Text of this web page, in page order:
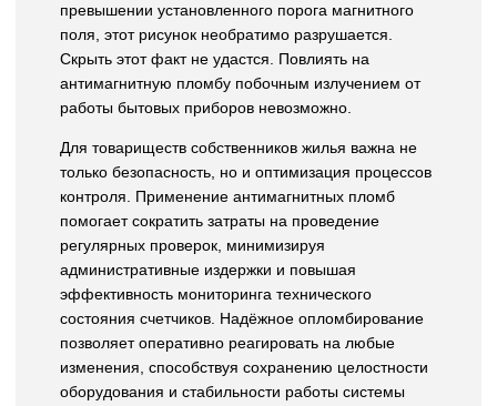
превышении установленного порога магнитного
поля, этот рисунок необратимо разрушается.
Скрыть этот факт не удастся. Повлиять на
антимагнитную пломбу побочным излучением от
работы бытовых приборов невозможно.
Для товариществ собственников жилья важна не
только безопасность, но и оптимизация процессов
контроля. Применение антимагнитных пломб
помогает сократить затраты на проведение
регулярных проверок, минимизируя
административные издержки и повышая
эффективность мониторинга технического
состояния счетчиков. Надёжное опломбирование
позволяет оперативно реагировать на любые
изменения, способствуя сохранению целостности
оборудования и стабильности работы системы